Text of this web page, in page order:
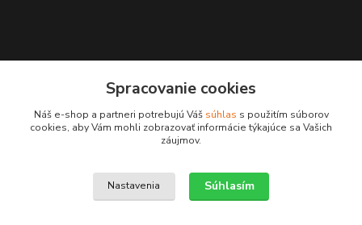
leksunsro@gmail.com
Upravit sběr cookies.
Spracovanie cookies
Náš e-shop a partneri potrebujú Váš súhlas s použitím súborov
cookies, aby Vám mohli zobrazovať informácie týkajúce sa Vašich
záujmov.
Nastavenia Súhlasím